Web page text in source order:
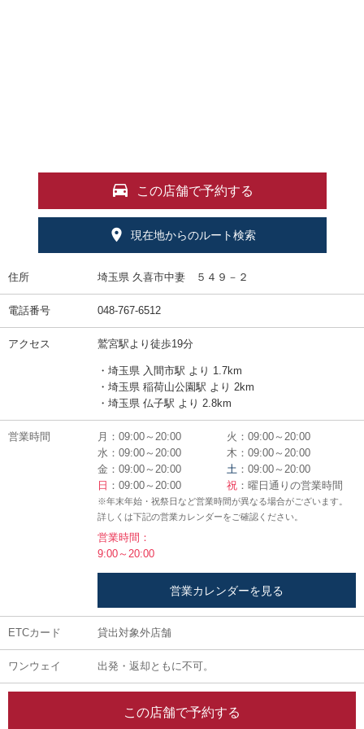
この店舗で予約する
現在地からのルート検索
住所 埼玉県 久喜市中妻 ５４９－２
電話番号 048-767-6512
アクセス 鷲宮駅より徒歩19分
・埼玉県 入間市駅 より 1.7km
・埼玉県 稲荷山公園駅 より 2km
・埼玉県 仏子駅 より 2.8km
営業時間 月：09:00～20:00
火：09:00～20:00
水：09:00～20:00
木：09:00～20:00
金：09:00～20:00
土 ：09:00～20:00
日 ：09:00～20:00 祝 ：曜日通りの営業時間
※年末年始・祝祭日など営業時間が異なる場合がございます。
詳しくは下記の営業カレンダーをご確認ください。
営業時間：
9:00～20:00
営業カレンダーを見る
ETCカード 貸出対象外店舗
ワンウェイ 出発・返却ともに不可。
この店舗で予約する